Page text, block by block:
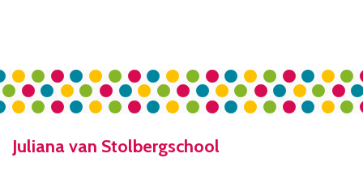
Juliana van Stolbergschool